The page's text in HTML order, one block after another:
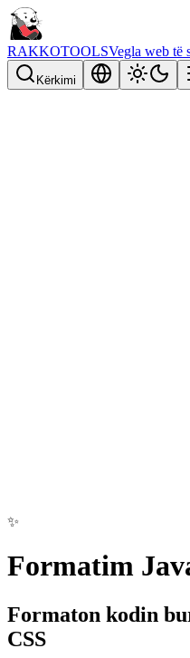
RAKKOTOOLSVegla web të
Kërkimi
✨
Formatim
Formaton kodin
CSS